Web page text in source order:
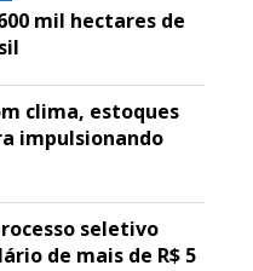
mil hectares de
clima, estoques
impulsionando
seletivo
de mais de R$ 5